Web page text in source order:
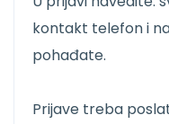
kontakt telefon i
pohađate.
Prijave treba